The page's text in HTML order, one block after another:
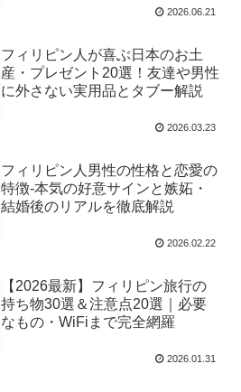
2026.06.21
フィリピン人が喜ぶ日本のお土
産・プレゼント20選！友達や男性
に外さない実用品とタブー解説
2026.03.23
フィリピン人男性の性格と恋愛の
特徴-本気の好意サインと嫉妬・
結婚後のリアルを徹底解説
2026.02.22
【2026最新】フィリピン旅行の
持ち物30選＆注意点20選｜必要
なもの・WiFiまで完全網羅
2026.01.31